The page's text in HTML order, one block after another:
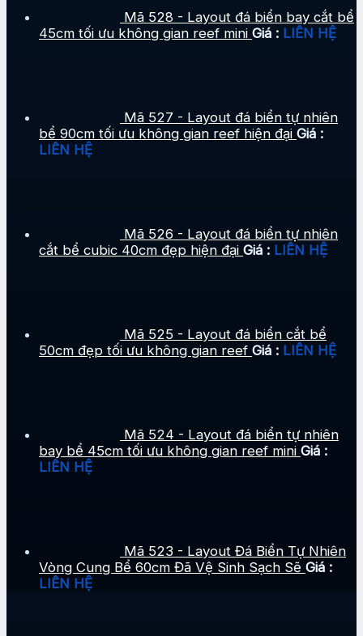
Mã 528 - Layout đá biển bay cắt bể
45cm tối ưu không gian reef mini Giá : LIÊN HỆ
Mã 527 - Layout đá biển tự nhiên
bể 90cm tối ưu không gian reef hiện đại Giá :
LIÊN HỆ
Mã 526 - Layout đá biển tự nhiên
cắt bể cubic 40cm đẹp hiện đại Giá : LIÊN HỆ
Mã 525 - Layout đá biển cắt bể
50cm đẹp tối ưu không gian reef Giá : LIÊN HỆ
Mã 524 - Layout đá biển tự nhiên
bay bể 45cm tối ưu không gian reef mini Giá :
LIÊN HỆ
Mã 523 - Layout Đá Biển Tự Nhiên
Vòng Cung Bể 60cm Đã Vệ Sinh Sạch Sẽ Giá :
LIÊN HỆ